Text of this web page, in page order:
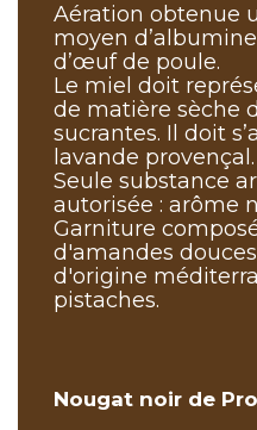
Aération obtenue
moyen
d’œuf de poule.
Le miel doit
de matière sèche
sucrantes. Il doit
lavande provençal.
Seule substance
autorisée : arôme
Garniture
d'amandes
d'origine
pistaches.
Nougat noir de